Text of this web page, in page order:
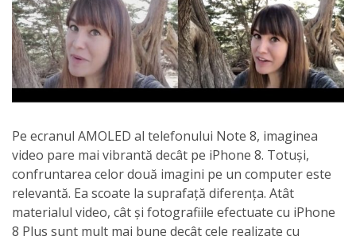
Pe ecranul AMOLED al telefonului Note 8, imaginea
video pare mai vibrantă decât pe iPhone 8. Totuși,
confruntarea celor două imagini pe un computer este
relevantă. Ea scoate la suprafață diferența. Atât
materialul video, cât și fotografiile efectuate cu iPhone
8 Plus sunt mult mai bune decât cele realizate cu